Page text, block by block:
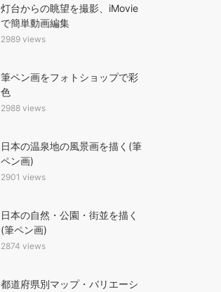
灯台からの眺望を撮影、iMovie
で簡単動画編集
2989 views
筆ペン画をフォトショップで彩
色
2988 views
日本の温泉地の風景画を描く(筆
ペン画)
2901 views
日本の自然・公園・街並を描く
(筆ペン画)
2874 views
都道府県別マップ・バリエーシ